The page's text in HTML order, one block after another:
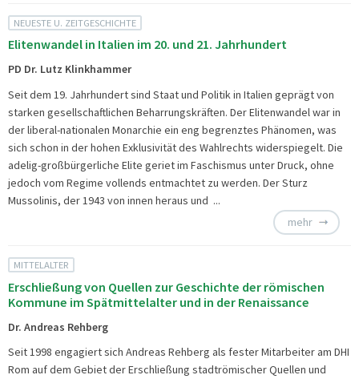
NEUESTE U. ZEITGESCHICHTE
Elitenwandel in Italien im 20. und 21. Jahrhundert
PD Dr. Lutz Klinkhammer
Seit dem 19. Jahrhundert sind Staat und Politik in Italien geprägt von
starken gesellschaftlichen Beharrungskräften. Der Elitenwandel war in
der liberal-nationalen Monarchie ein eng begrenztes Phänomen, was
sich schon in der hohen Exklusivität des Wahlrechts widerspiegelt. Die
adelig-großbürgerliche Elite geriet im Faschismus unter Druck, ohne
jedoch vom Regime vollends entmachtet zu werden. Der Sturz
Mussolinis, der 1943 von innen heraus und ...
mehr
MITTELALTER
Erschließung von Quellen zur Geschichte der römischen
Kommune im Spätmittelalter und in der Renaissance
Dr. Andreas Rehberg
Seit 1998 engagiert sich Andreas Rehberg als fester Mitarbeiter am DHI
Rom auf dem Gebiet der Erschließung stadtrömischer Quellen und